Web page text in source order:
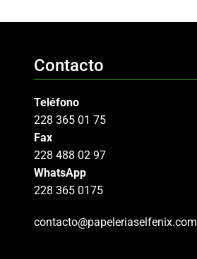
Contacto
Teléfono
228 365 01 75
Fax
228 488 02 97
WhatsApp
228 365 0175
contacto@papeleriaselfenix.com